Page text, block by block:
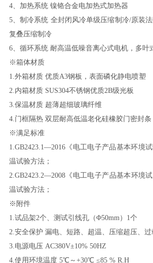
4、 加热系统 镍铬合金电加热式加热器
5、制冷系统 全封闭风冷单级压缩制冷/原装
复叠压缩制冷
6、 循环系统 耐高温低噪音离心式电机，多叶
※箱体材质
1.外箱材质 优质A3钢板，表面磷化静电喷塑
2.内箱材质 SUS304不锈钢优质2B级光板
3.保温材质 超薄超细玻璃纤维
4.门框隔热 双层耐高低温老化硅橡胶门密封条
※满足标准
1.GB2423.1—2016《电工电子产品基本环境
温试验方法；
2.GB2423.2—2008《电工电子产品基本环境
温试验方法；
※附件
1.试品架2个、测试引线孔（Φ50mm）1个
2.安全保护 漏电、短路、超温、压缩超压、
3.电源电压 AC380V±10% 50HZ
4.使用环境温度 5℃～+30℃ ≤85 % R.H